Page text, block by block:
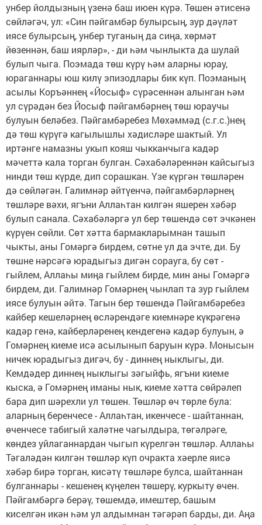
унбер йолдызның үзенә баш июен күрә. Төшен әтисенә
сөйләгәч, ул: «Син пәйгамбәр булырсың, зур дәүләт
иясе булырсың, унбер туганың да сиңа, хөрмәт
йөзеннән, баш иярләр», - ди һәм чынлыкта да шулай
булып чыга. Поэмада төш күрү һәм аларны юрау,
юраганнары юш килү эпизодлары бик күп. Поэманың
асылы Коръәннең «Йосыф» сүрәсеннән алынган һәм
ул сүрәдән без Йосыф пәйгамбәрнең төш юраучы
булуын беләбез. Пәйгамбәребез Мөхәммәд (с.г.с.)нең
дә төш күрүгә кагылышлы хәдисләре шактый. Ул
иртәнге намазны укып кояш чыкканчыга кадәр
мәчеттә кала торган булган. Сәхабәләреннән кайсыгыз
нинди төш күрде, дип сорашкан. Үзе күргән төшләрен
дә сөйләгән. Галимнәр әйтүенчә, пәйгамбәрләрнең
төшләре вәхи, ягъни Аллаһтан килгән яшерен хәбәр
булып санала. Сәхабәләргә ул бер төшендә сөт эчкәнен
күрүен сөйли. Сөт хәтта бармакларымнан ташып
чыкты, аны Гомәргә бирдем, сөтне ул да эчте, ди. Бу
төшне нәрсәгә юрадыгыз дигән сорауга, бу сөт -
гыйлем, Аллаһы миңа гыйлем бирде, мин аны Гомәргә
бирдем, ди. Галимнәр Гомәрнең чынлап та зур гыйлем
иясе булуын әйтә. Тагын бер төшендә Пәйгамбәребез
кайбер кешеләрнең өсләрендәге киемнәре күкрәгенә
кадәр генә, кайберләренең кендегенә кадәр булуын, ә
Гомәрнең киеме исә асылынып баруын күрә. Монысын
ничек юрадыгыз дигәч, бу - диннең ныклыгы, ди.
Кемдәдер диннең ныклыгы зәгыйфь, ягъни киеме
кыска, ә Гомәрнең иманы нык, киеме хәтта сөйрәлеп
бара дип шәрехли ул төшен. Төшләр өч төрле була:
аларның беренчесе - Аллаһтан, икенчесе - шайтаннан,
өченчесе табигый халәтне чагылдыра, төгәлрәге,
көндез уйлаганнардан чыгып күрелгән төшләр. Аллаһы
Тәгаләдән килгән төшләр күп очракта хәерле яисә
хәбәр бирә торган, кисәтү төшләре булса, шайтаннан
булганнары - кешенең күңелен төшерү, куркыту өчен.
Пәйгамбәргә берәү, төшемдә, имештер, башым
киселгән икән һәм ул алдымнан тәгәрәп барды, ди. Аңа